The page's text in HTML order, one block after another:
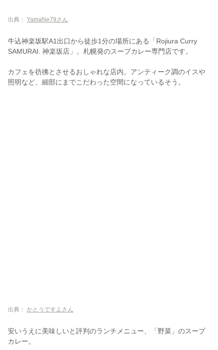
出典： YamaNe79さん
牛込神楽坂駅A1出口から徒歩1分の場所にある「Rojiura Curry
SAMURAI. 神楽坂店」。札幌発のスープカレー専門店です。
カフェを彷彿とさせるおしゃれな店内。アンティーク調のイスや
照明など、細部にまでこだわった空間になっているそう。
出典： かとうですよさん
安いうえに美味しいと評判のランチメニュー、「野菜」のスープ
カレー。